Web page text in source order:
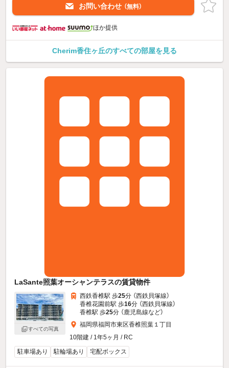
お問い合わせ （無料）
ほか提供
Cherim香住ヶ丘のすべての部屋を見る
LaSante照葉オーシャンテラスの賃貸物件
すべての写真
西鉄香椎駅 歩25分 （西鉄貝塚線）
香椎花園前駅 歩16分 （西鉄貝塚線）
香椎駅 歩25分 （鹿児島線など）
福岡県福岡市東区香椎照葉１丁目
10階建 / 1年5ヶ月 / RC
駐車場あり
駐輪場あり 宅配ボックス